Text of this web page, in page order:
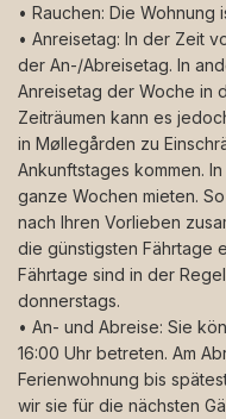
• Rauchen: Die Wohnung
• Anreisetag: In der Zeit
der An-/Abreisetag. In
Anreisetag der Woche in
Zeiträumen kann es
in Møllegården zu
Ankunftstages kommen.
ganze Wochen mieten.
nach Ihren Vorlieben
die günstigsten Fährtage
Fährtage sind in der
donnerstags.
• An- und Abreise: Sie
16:00 Uhr betreten. Am
Ferienwohnung bis
wir sie für die nächsten